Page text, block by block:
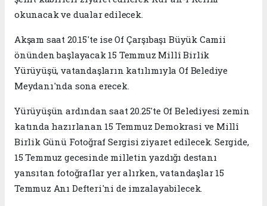
okunacak ve dualar edilecek.
Akşam saat 20.15'te ise Of Çarşıbaşı Büyük Camii
önünden başlayacak 15 Temmuz Millî Birlik
Yürüyüşü, vatandaşların katılımıyla Of Belediye
Meydanı'nda sona erecek.
Yürüyüşün ardından saat 20.25'te Of Belediyesi zemin
katında hazırlanan 15 Temmuz Demokrasi ve Millî
Birlik Günü Fotoğraf Sergisi ziyaret edilecek. Sergide,
15 Temmuz gecesinde milletin yazdığı destanı
yansıtan fotoğraflar yer alırken, vatandaşlar 15
Temmuz Anı Defteri'ni de imzalayabilecek.